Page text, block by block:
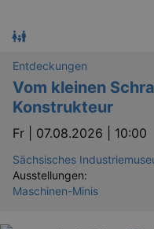
Entdeckungen
Vom kleinen
Konstrukteur
Fr | 07.08.2026 | 10:00
Sächsisches
Ausstellungen:
Maschinen-Minis